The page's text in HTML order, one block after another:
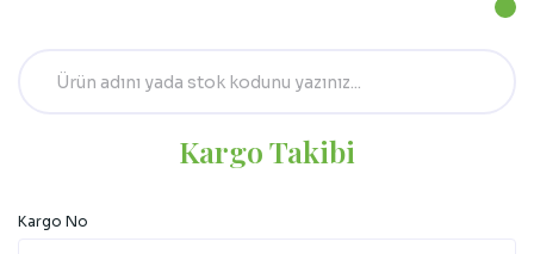
Kargo Takibi
Kargo No